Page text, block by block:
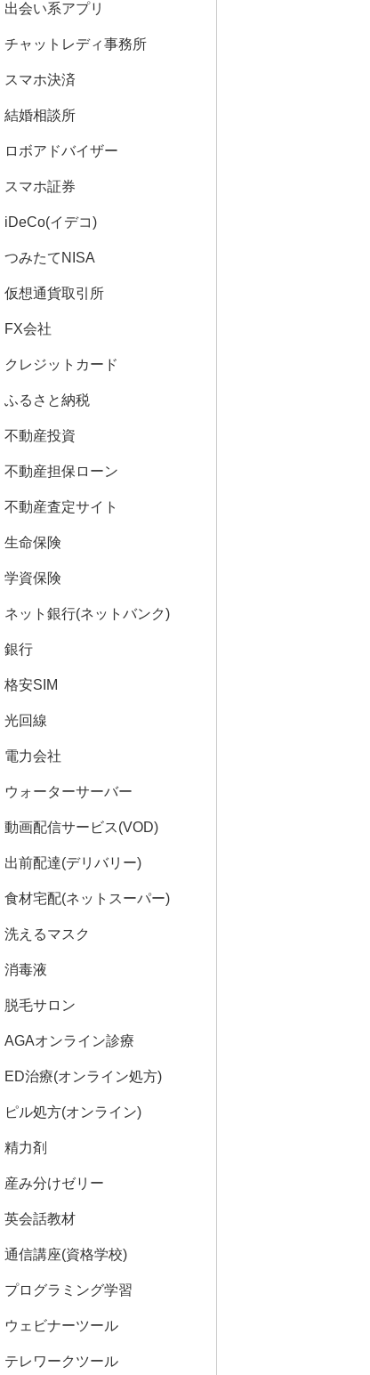
出会い系アプリ
チャットレディ事務所
スマホ決済
結婚相談所
ロボアドバイザー
スマホ証券
iDeCo(イデコ)
つみたてNISA
仮想通貨取引所
FX会社
クレジットカード
ふるさと納税
不動産投資
不動産担保ローン
不動産査定サイト
生命保険
学資保険
ネット銀行(ネットバンク)
銀行
格安SIM
光回線
電力会社
ウォーターサーバー
動画配信サービス(VOD)
出前配達(デリバリー)
食材宅配(ネットスーパー)
洗えるマスク
消毒液
脱毛サロン
AGAオンライン診療
ED治療(オンライン処方)
ピル処方(オンライン)
精力剤
産み分けゼリー
英会話教材
通信講座(資格学校)
プログラミング学習
ウェビナーツール
テレワークツール